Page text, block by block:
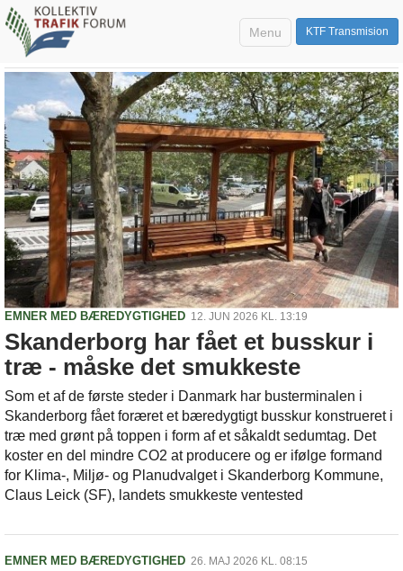
KTF Transmision
Menu
EMNER MED BÆREDYGTIGHED 12. JUN 2026 KL. 13:19
Skanderborg har fået et busskur i
træ - måske det smukkeste
Som et af de første steder i Danmark har busterminalen i
Skanderborg fået foræret et bæredygtigt busskur konstrueret i
træ med grønt på toppen i form af et såkaldt sedumtag. Det
koster en del mindre CO2 at producere og er ifølge formand
for Klima-, Miljø- og Planudvalget i Skanderborg Kommune,
Claus Leick (SF), landets smukkeste ventested
EMNER MED BÆREDYGTIGHED 26. MAJ 2026 KL. 08:15